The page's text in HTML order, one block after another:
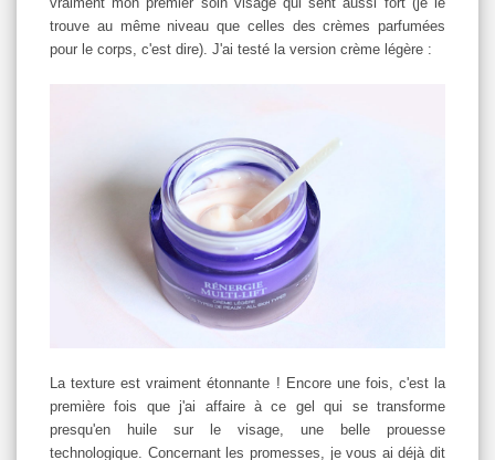
trouve au même niveau que celles des crèmes parfumées
pour le corps, c'est dire). J'ai testé la version crème légère :
La texture est vraiment étonnante ! Encore une fois, c'est la
première fois que j'ai affaire à ce gel qui se transforme
presqu'en huile sur le visage, une belle prouesse
technologique. Concernant les promesses, je vous ai déjà dit